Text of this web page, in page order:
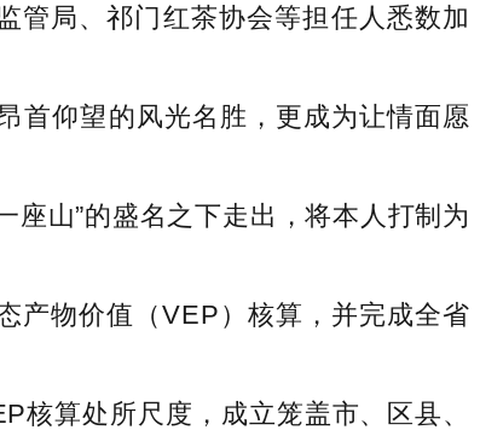
局、祁门红茶协会等担任人悉数加
仰望的风光名胜，更成为让情面愿
山”的盛名之下走出，将本人打制为
物价值（VEP）核算，并完成全省
算处所尺度，成立笼盖市、区县、